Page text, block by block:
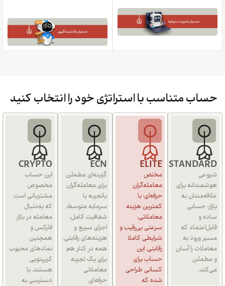
حساب متناسب با استراتژی خود را انتخاب کنید
STANDARD
شروعی
هوشمندانه برای
علاقه‌مندان به
بازار؛ حسابی
ساده و
قابل‌اعتماد که
مسیر ورود به
معاملات را آسان
و مطمئن
می‌کند.
ELITE
مختص
معامله‌گران
حرفه‌ای؛ با
کمترین هزینه
معاملاتی،
سرعتی بی‌رقیب و
شرایطی کاملا
رقابتی. این
حساب برای
کسانی طراحی
شده که
ECN
گزینه‌ای مطمئن
برای معامله‌گران
باتجربه با
سرمایه متوسط؛
شفافیت کامل،
اجرای سریع و
هزینه‌های رقابتی،
همه در کنار هم
برای یک تجربه
معاملاتی
حرفه‌ای.
CRYPTO
این حساب
مخصوص
مشتریانی است
که به‌دنبال
معامله در بازار
فارکس و
همچنین
نمادهای محبوب
کریپتویی
هستند. با
دسترسی به